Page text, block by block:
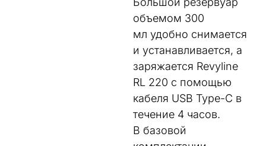
объемом 300
мл удобно снимается
и устанавливается, а
заряжается Revyline
RL 220 с помощью
кабеля USB Type-C в
течение 4 часов.
В базовой